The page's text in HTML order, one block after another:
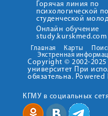
Горячая линия по
психологической
студенческой
Онлайн обучение
study.kurskmed.com
Главная Карты
Экстренная
Copyright © 2002-
университет При
обязательна.
КГМУ в социальных